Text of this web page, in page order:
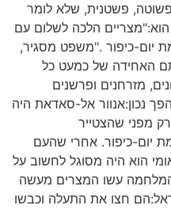
פשטנית, שלא לומר
הלכה לשלום עם
יום-כיפור ."משפט מסגיר,
האחידה של כמעט כל
מזרחנים ופרשנים
נכון:אנוור אל-סאדאת היה
מפני שהצטייר
יום-כיפור. אחרי שהעם
הוא היה מסוגל לחשוב על
המלחמה עשו המצרים מעשה
חצו את התעלה וכבשו